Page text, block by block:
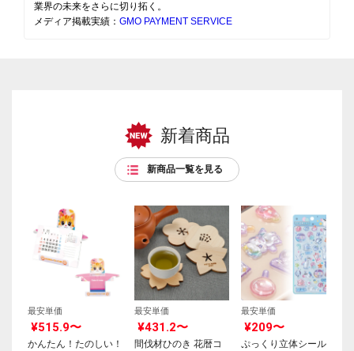
業界の未来をさらに切り拓く。
メディア掲載実績： GMO PAYMENT SERVICE
新着商品
新商品一覧を見る
最安単価
¥515.9〜
かんたん！たのしい！
最安単価
¥431.2〜
間伐材ひのき 花暦コ
最安単価
¥209〜
ぷっくり立体シール